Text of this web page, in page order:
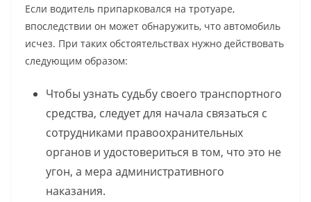
Если водитель припарковался на тротуаре,
впоследствии он может обнаружить, что автомобиль
исчез. При таких обстоятельствах нужно действовать
следующим образом:
Чтобы узнать судьбу своего транспортного
средства, следует для начала связаться с
сотрудниками правоохранительных
органов и удостовериться в том, что это не
угон, а мера административного
наказания.